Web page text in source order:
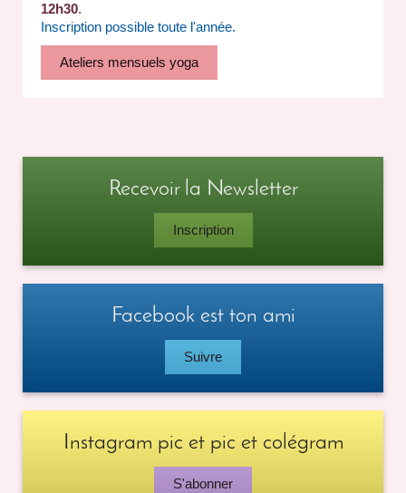
12h30.
Inscription possible toute l'année.
Ateliers mensuels yoga
Recevoir la Newsletter
Inscription
Facebook est ton ami
Suivre
Instagram pic et pic et colégram
S'abonner